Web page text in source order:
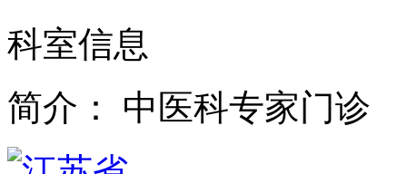
科室信息
简介：
中医科专家门诊